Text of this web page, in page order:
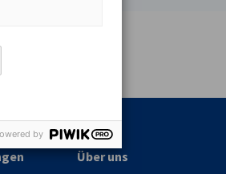
& Invest
Über uns
by